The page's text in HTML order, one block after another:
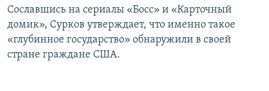
Сославшись на сериалы «Босс» и «Карточный
домик», Сурков утверждает, что именно такое
«глубинное государство» обнаружили в своей
стране граждане США.